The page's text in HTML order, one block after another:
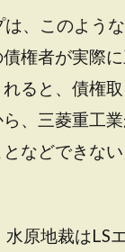
は、このよう
権者が実際
ると、債権
、三菱重工
などできな
水原地裁はLS